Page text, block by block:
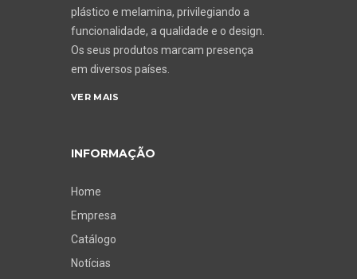
plástico e melamina, privilegiando a
funcionalidade, a qualidade e o design.
Os seus produtos marcam presença
em diversos países.
VER MAIS
INFORMAÇÃO
Home
Empresa
Catálogo
Notícias